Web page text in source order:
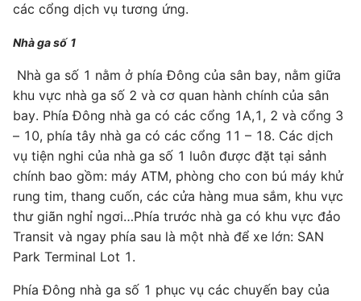
các cổng dịch vụ tương ứng.
Nhà ga số 1
Nhà ga số 1 nằm ở phía Đông của sân bay, nằm giữa
khu vực nhà ga số 2 và cơ quan hành chính của sân
bay. Phía Đông nhà ga có các cổng 1A,1, 2 và cổng 3
– 10, phía tây nhà ga có các cổng 11 – 18. Các dịch
vụ tiện nghi của nhà ga số 1 luôn được đặt tại sảnh
chính bao gồm: máy ATM, phòng cho con bú máy khử
rung tim, thang cuốn, các cửa hàng mua sắm, khu vực
thư giãn nghỉ ngơi…Phía trước nhà ga có khu vực đảo
Transit và ngay phía sau là một nhà để xe lớn: SAN
Park Terminal Lot 1.
Phía Đông nhà ga số 1 phục vụ các chuyến bay của